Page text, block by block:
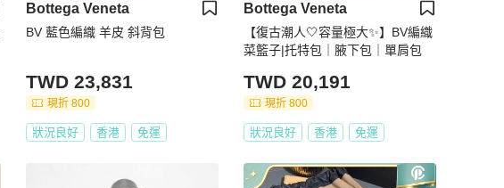
Bottega Veneta
BV 藍色編織 羊皮 斜背包
TWD 23,831
現折 800
狀況良好 香港 免運
Bottega Veneta
【復古潮人🤍容量極大✨】BV編織
菜籃子|托特包｜腋下包｜單肩包
TWD 20,191
現折 800
狀況良好 香港 免運